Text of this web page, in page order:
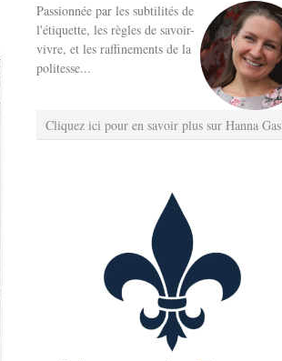
Passionnée par les subtilités de
l'étiquette, les règles de savoir-
vivre, et les raffinements de la
politesse...
Cliquez ici pour en savoir plus sur Hanna Gas